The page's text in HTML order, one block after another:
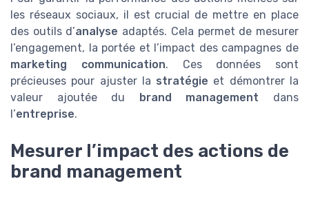
les réseaux sociaux, il est crucial de mettre en place
des outils d’analyse adaptés. Cela permet de mesurer
l’engagement, la portée et l’impact des campagnes de
marketing communication. Ces données sont
précieuses pour ajuster la stratégie et démontrer la
valeur ajoutée du
brand management dans
l’entreprise.
Mesurer l’impact des actions de
brand management